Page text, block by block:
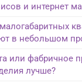
и интернет
в небольшом
или фабричное
лучше?